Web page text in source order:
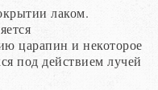
лаком.
царапин и некоторое
под действием лучей